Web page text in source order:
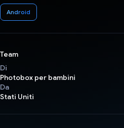
Android
Team
Di
Photobox per bambini
Da
Stati Uniti